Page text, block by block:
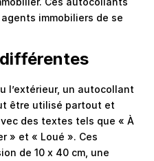
immobiliers de se
l’extérieur, un autocollant
être utilisé partout et
des textes tels que « À
» et « Loué ». Ces
de 10 x 40 cm, une